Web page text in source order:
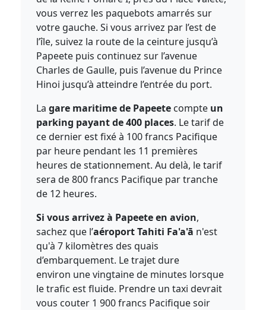
vous verrez les paquebots amarrés sur
votre gauche. Si vous arrivez par l’est de
l’île, suivez la route de la ceinture jusqu’à
Papeete puis continuez sur l’avenue
Charles de Gaulle, puis l’avenue du Prince
Hinoi jusqu’à atteindre l’entrée du port.
Lagare maritime de Papeete compte un
parking payant de 400 places. Le tarif de
ce dernier est fixé à 100 francs Pacifique
par heure pendant les 11 premières
heures de stationnement. Au delà, le tarif
sera de 800 francs Pacifique par tranche
de 12 heures.
Si vous arrivez à Papeete en avion,
sachez que l’aéroport Tahiti Fa'a'ā n'est
qu'à 7 kilomètres des quais
d’embarquement. Le trajet dure
environ une vingtaine de minutes lorsque
le trafic est fluide. Prendre un taxi devrait
vous couter 1 900 francs Pacifique soir